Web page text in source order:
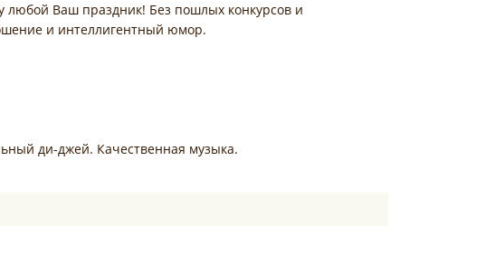
любой Ваш праздник! Без пошлых конкурсов и
и интеллигентный юмор.
ди-джей. Качественная музыка.